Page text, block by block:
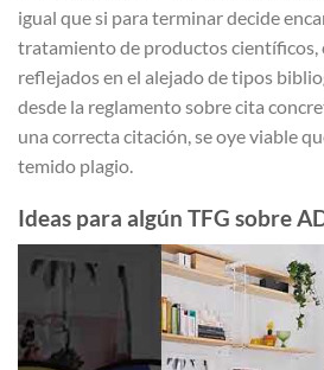
igual que si para terminar decide
tratamiento de productos científicos,
reflejados en el alejado de tipos
desde la reglamento sobre cita
una correcta citación, se oye viable
temido plagio.
Ideas para algún TFG sobre